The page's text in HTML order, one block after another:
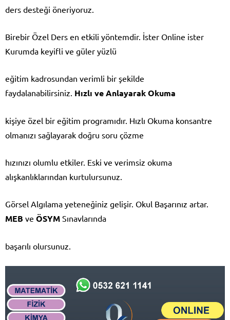
ders desteği öneriyoruz.
Birebir Özel Ders en etkili yöntemdir. İster Online ister
Kurumda keyifli ve güler yüzlü
eğitim kadrosundan verimli bir şekilde
faydalanabilirsiniz. Hızlı ve Anlayarak Okuma
kişiye özel bir eğitim programıdır. Hızlı Okuma konsantre
olmanızı sağlayarak doğru soru çözme
hızınızı olumlu etkiler. Eski ve verimsiz okuma
alışkanlıklarından kurtulursunuz.
Görsel Algılama yeteneğiniz gelişir. Okul Başarınız artar.
MEB ve ÖSYM Sınavlarında
başarılı olursunuz.